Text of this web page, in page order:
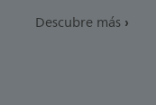
Descubre más